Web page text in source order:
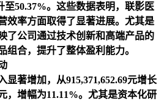
至50.37%。这些数据表明，联影医
效率方面取得了显著进展。尤其是
了公司通过技术创新和高端产品的
组合，提升了整体盈利能力。
显著增加，从915,371,652.69元增长
，增幅为11.11%。尤其是资本化研